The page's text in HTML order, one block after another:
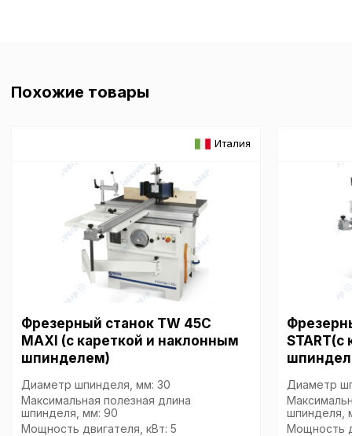
Похожие товары
Италия
Фрезерный станок TW 45C
MAXI (с кареткой и наклонным
шпинделем)
Диаметр шпинделя, мм: 30
Максимальная полезная длина
шпинделя, мм: 90
Мощность двигателя, кВт: 5
Диаметр
шпинделя,
Мощность
Технические
cookie файлов не
определять
пользователей
наиболее и
страницы и
совершенствованию
исходя из
пользователей.